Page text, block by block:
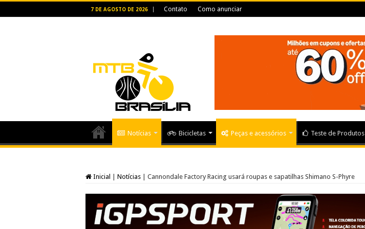
7 DE AGOSTO DE 2026 Contato Como anunciar
Notícias Bicicletas Peças e acessórios Teste de Produtos
Inicial Notícias Cannondale Factory Racing usará roupas e sapatilhas Shimano S-Phyre